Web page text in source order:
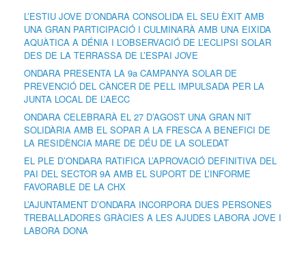
L’ESTIU JOVE D’ONDARA CONSOLIDA EL SEU ÈXIT AMB
UNA GRAN PARTICIPACIÓ I CULMINARÀ AMB UNA EIXIDA
AQUÀTICA A DÉNIA I L’OBSERVACIÓ DE L’ECLIPSI SOLAR
DES DE LA TERRASSA DE L’ESPAI JOVE
ONDARA PRESENTA LA 9a CAMPANYA SOLAR DE
PREVENCIÓ DEL CÀNCER DE PELL IMPULSADA PER LA
JUNTA LOCAL DE L’AECC
ONDARA CELEBRARÀ EL 27 D’AGOST UNA GRAN NIT
SOLIDÀRIA AMB EL SOPAR A LA FRESCA A BENEFICI DE
LA RESIDÈNCIA MARE DE DÉU DE LA SOLEDAT
EL PLE D’ONDARA RATIFICA L’APROVACIÓ DEFINITIVA DEL
PAI DEL SECTOR 9A AMB EL SUPORT DE L’INFORME
FAVORABLE DE LA CHX
L’AJUNTAMENT D’ONDARA INCORPORA DUES PERSONES
TREBALLADORES GRÀCIES A LES AJUDES LABORA JOVE I
LABORA DONA